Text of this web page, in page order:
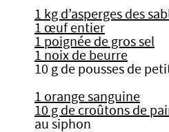
1 kg d’asperges des
1 œuf entier
1 poignée de gros sel
1 noix de beurre
10 g de pousses de
1 orange sanguine
10 g de croûtons de
au siphon